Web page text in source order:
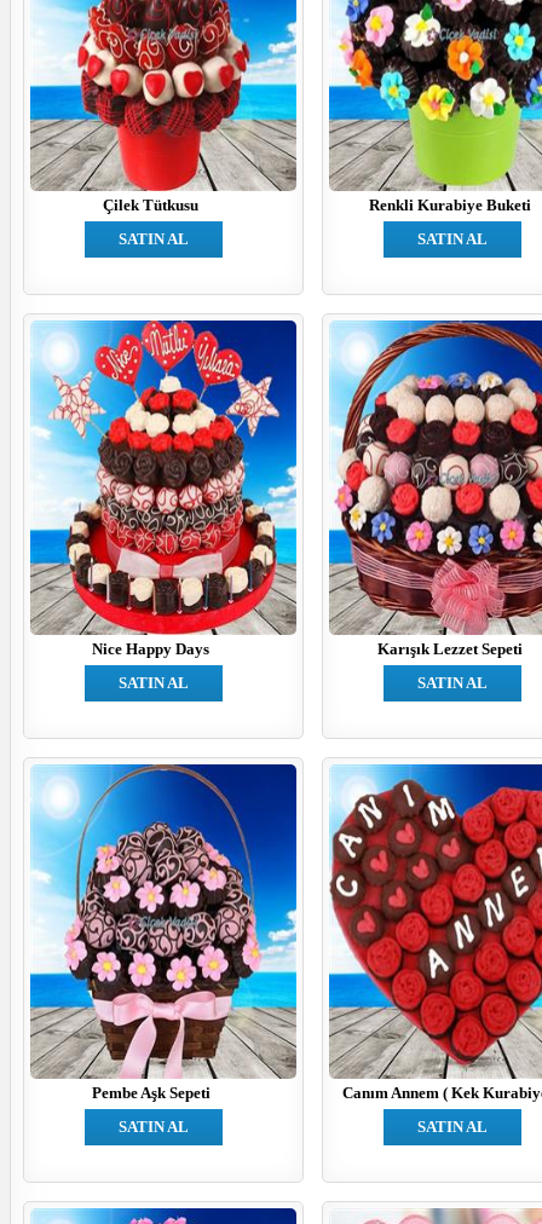
Çilek Tütkusu
SATIN AL
Renkli Kurabiye Buketi
SATIN AL
Nice Happy Days
SATIN AL
Karışık Lezzet Sepeti
SATIN AL
Pembe Aşk Sepeti
SATIN AL
Canım Annem ( Kek
SATIN AL